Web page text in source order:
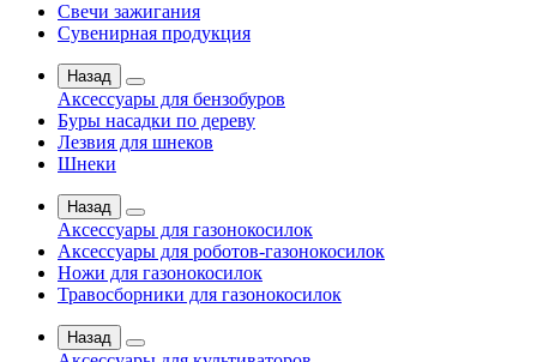
Свечи зажигания
Сувенирная продукция
Назад
Аксессуары для бензобуров
Буры насадки по дереву
Лезвия для шнеков
Шнеки
Назад
Аксессуары для газонокосилок
Аксессуары для роботов-газонокосилок
Ножи для газонокосилок
Травосборники для газонокосилок
Назад